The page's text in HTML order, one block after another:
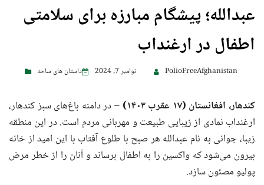
عبدالله؛ پیشگام مبارزه برای سلامتی
اطفال در ارغنداب
PolioFreeAfghanistan نوامبر 7, 2024 داستان های ساحه
کندهار، افغانستان ( ۱۷ عقرب ۱۴۰۳) – در دامنه باغ‌های سبز کندهار،
ارغنداب نمادی از زیبایی طبیعت و مهربانی مردم است. در این منطقه
زیبا، جوانی به نام عبدالله هر صبح با طلوع آفتاب با این امید از خانه
بیرون می‌شود که واکسین را به اطفال برساند و آنان را از خطر مرض
پولیو مصئون سازد.